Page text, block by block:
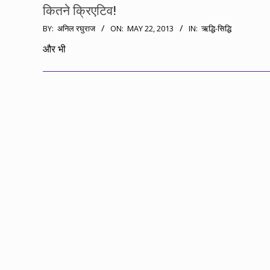
कितने क्रिएटिव!
2013-
05-
BY: अनिल रघुराज ON: MAY 22, 2013 IN: ऋद्धि-सिद्धि
और भी